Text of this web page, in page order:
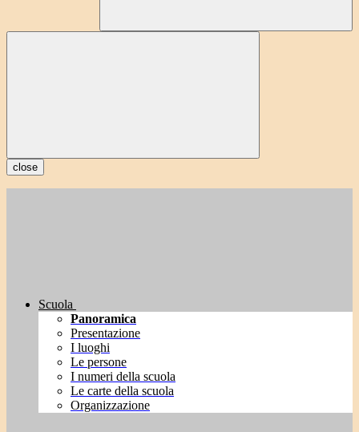
close
Scuola
Panoramica
Presentazione
I luoghi
Le persone
I numeri della scuola
Le carte della scuola
Organizzazione